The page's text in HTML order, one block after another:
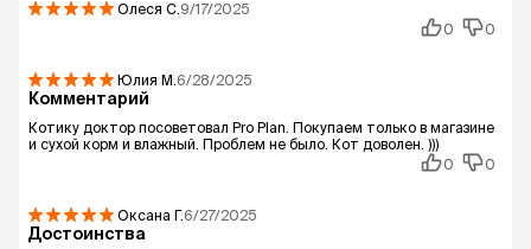
Олеся С. 9/17/2025
0
0
Юлия М. 6/28/2025
Комментарий
Котику доктор посоветовал Pro Plan. Покупаем только в магазине
и сухой корм и влажный. Проблем не было. Кот доволен. )))
0
0
Оксана Г.6/27/2025
Достоинства